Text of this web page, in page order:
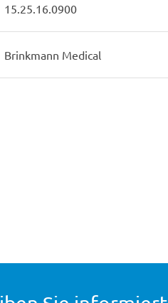
15.25.16.0900
Brinkmann Medical